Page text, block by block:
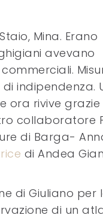
Mina. Erano
avevano
indipendenza.
ora rivive grazie
collaboratore
di Barga-
di Andea
di Giuliano per
di un